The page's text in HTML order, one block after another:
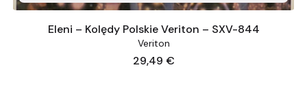
Eleni – Kolędy Polskie Veriton – SXV-844
Veriton
Preis
29,49 €